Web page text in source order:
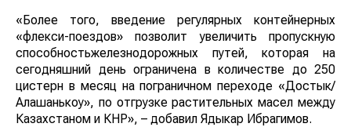
«Более того, введение регулярных контейнерных
«флекси-поездов» позволит увеличить пропускную
способностьжелезнодорожных путей, которая на
сегодняшний день ограничена в количестве до 250
цистерн в месяц на пограничном переходе «Достык/
Алашанькоу», по отгрузке растительных масел между
Казахстаном и КНР», – добавил Ядыкар Ибрагимов.